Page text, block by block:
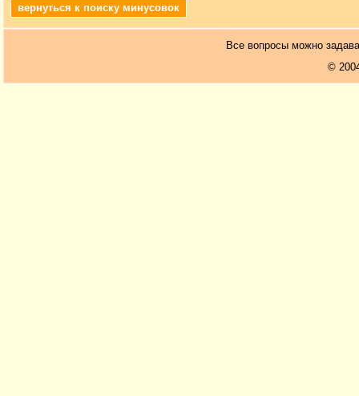
вернуться к поиску минусовок
Все вопросы можно
©